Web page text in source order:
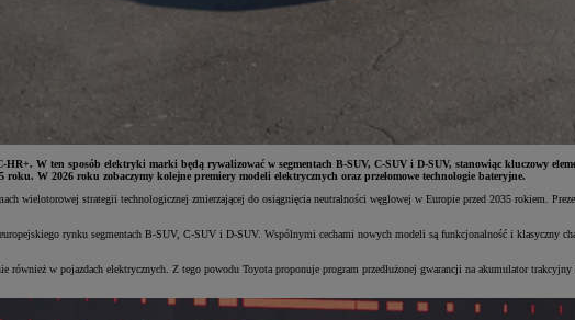
W ten sposób elektryki marki będą rywalizować w segmentach B-SUV, C-SUV i D-SUV, stanowiąc kluczowy
roku. W 2026 roku zobaczymy kolejne premiery modeli elektrycznych oraz przełomowe technologie bateryjne.
wielotorowej strategii technologicznej zmierzającej do osiągnięcia neutralności węglowej w Europie przed 2035 rokiem.
rynku segmentach B-SUV, C-SUV i D-SUV. Wspólnymi cechami nowych modeli są funkcjonalność i klasyczny
również w pojazdach elektrycznych. Z tego powodu Toyota proponuje program przedłużonej gwarancji na akumulator